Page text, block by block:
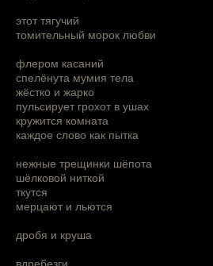
этот тягучий
томительный морок любви
флером касаний
спелёнута мумия тела
жёстко и жарко
пульсирует грохот в ушах
кружится комната
каждое слово как пытка
нежные трещинки шёпота
шёлковой ниткой
ткутся
мерцают и льются
дробя и круша